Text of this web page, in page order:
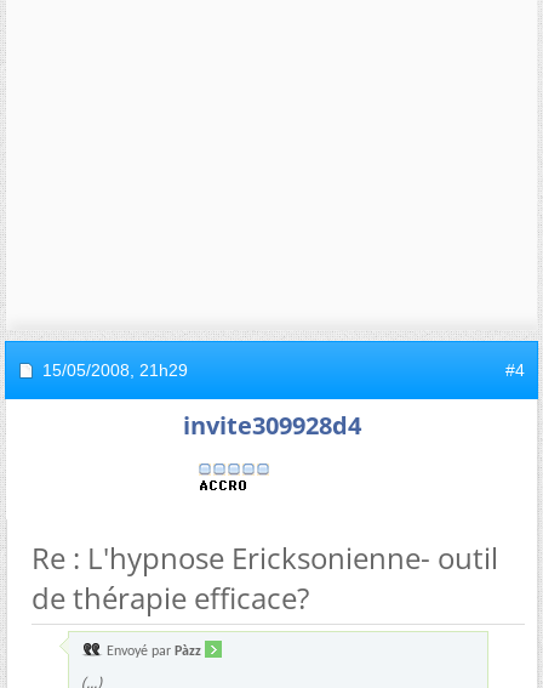
15/05/2008, 21h29 #4
invite309928d4
Re : L'hypnose Ericksonienne- outil
de thérapie efficace?
Envoyé par Pàzz
(...)